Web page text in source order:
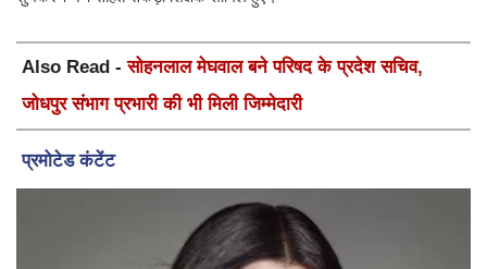
Also Read -सोहनलाल मेघवाल बने परिषद के प्रदेश सचिव,
जोधपुर संभाग प्रभारी की भी मिली जिम्मेदारी